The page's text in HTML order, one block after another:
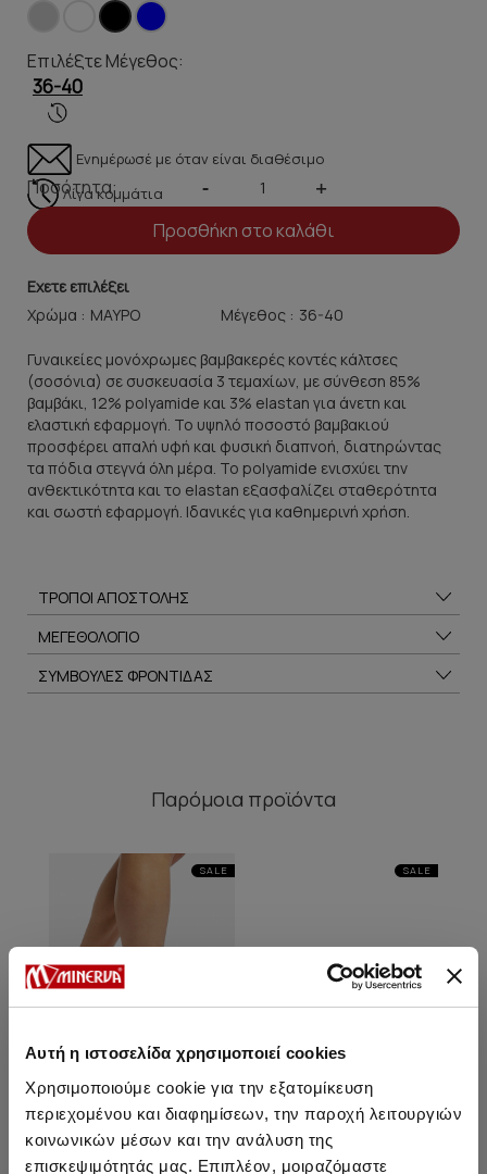
Αυτή η ιστοσελίδα χρησιμοποιεί cookies
Χρησιμοποιούμε cookie για την εξατομίκευση
περιεχομένου και διαφημίσεων, την παροχή λειτουργιών
κοινωνικών μέσων και την ανάλυση της
επισκεψιμότητάς μας. Επιπλέον, μοιραζόμαστε
Επιλέξτε Μέγεθος:
36-40
Ενημέρωσέ με όταν είναι διαθέσιμο
Λίγα κομμάτια
Ποσότητα: - +
Προσθήκη στο καλάθι
Εχετε επιλέξει
Χρώμα :
Μέγεθος :
Γυναικείες μονόχρωμες βαμβακερές κοντές κάλτσες
(σοσόνια) σε συσκευασία 3 τεμαχίων, με σύνθεση 85%
βαμβάκι, 12% polyamide και 3% elastan για άνετη και
ελαστική εφαρμογή. Το υψηλό ποσοστό βαμβακιού
προσφέρει απαλή υφή και φυσική διαπνοή, διατηρώντας
τα πόδια στεγνά όλη μέρα. Το polyamide ενισχύει την
ανθεκτικότητα και το elastan εξασφαλίζει σταθερότητα
και σωστή εφαρμογή. Ιδανικές για καθημερινή χρήση.
ΤΡΟΠΟΙ ΑΠΟΣΤΟΛΗΣ
ΜΕΓΕΘΟΛΟΓΙΟ
ΣΥΜΒΟΥΛΕΣ ΦΡΟΝΤΙΔΑΣ
Παρόμοια προϊόντα
SALE
Unisex Μονόχρωμες
SALE
Γυναικείες Μονόχρωμες